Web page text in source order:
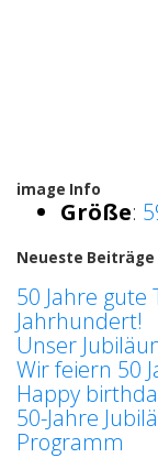
image Info
Größe:
Neueste Beiträge
50 Jahre
Jahrhundert!
Unser
Wir feiern 50
Happy
50-Jahre
Programm